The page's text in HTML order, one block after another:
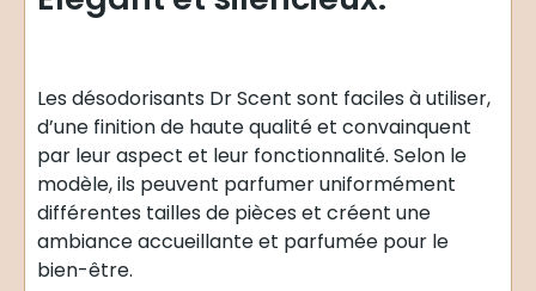
Les désodorisants Dr Scent sont faciles à utiliser,
d’une finition de haute qualité et convainquent
par leur aspect et leur fonctionnalité. Selon le
modèle, ils peuvent parfumer uniformément
différentes tailles de pièces et créent une
ambiance accueillante et parfumée pour le
bien-être.